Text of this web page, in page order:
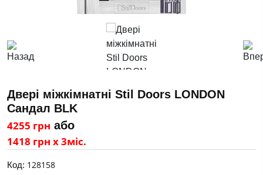
Двері міжкімнатні Stil Doors LONDON
Сандал BLK
4255 грн або
1418 грн х 3міс.
Код: 128158